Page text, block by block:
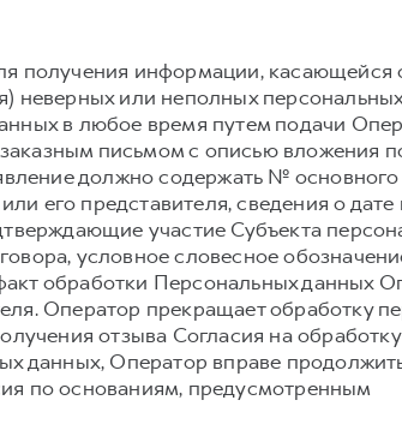
получения информации, касающейся
неверных или неполных
в любое время путем подачи
письмом с описью вложения
должно содержать №
его представителя, сведения о дате
участие Субъекта
условное словесное
обработки Персональных данных
Оператор прекращает обработку
отзыва Согласия на
данных, Оператор вправе
по основаниям, предусмотренным